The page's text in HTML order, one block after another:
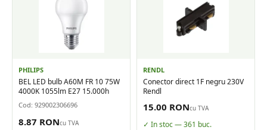
PHILIPS
BEL LED bulb A60M FR 10 75W
4000K 1055lm E27 15.000h
Cod: 929002306696
8.87 RONcu TVA
RENDL
Conector direct 1F negru 230V
Rendl
15.00 RONcu TVA
✓ In stoc —361 buc.